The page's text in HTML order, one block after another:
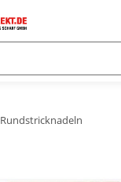
Rundstricknadeln